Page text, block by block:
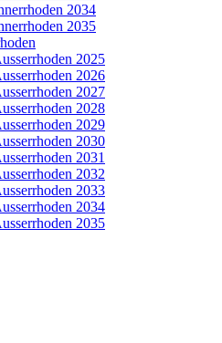
2034
2035
2025
2026
2027
2028
2029
2030
2031
2032
2033
2034
2035